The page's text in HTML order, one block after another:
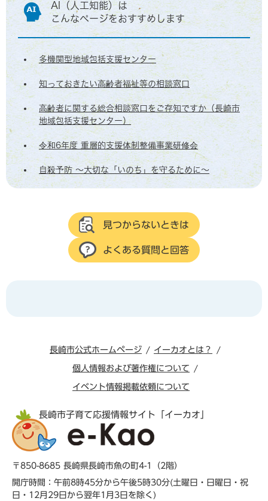
AI（人工知能）は
こんなページをおすすめします
多機関型地域包括支援センター
知っておきたい高齢者福祉等の相談窓口
高齢者に関する総合相談窓口をご存知ですか（長崎市
地域包括支援センター）
令和6年度 重層的支援体制整備事業研修会
自殺予防 ～大切な「いのち」を守るために～
見つからないときは
よくある質問と回答
長崎市公式ホームページ イーカオとは？
個人情報および著作権について
イベント情報掲載依頼について
長崎市子育て応援情報サイト「イーカオ」
〒850-8685 長崎県長崎市魚の町4-1（2階）
開庁時間：午前8時45分から午後5時30分(土曜日・日曜日・祝
日・12月29日から翌年1月3日を除く)